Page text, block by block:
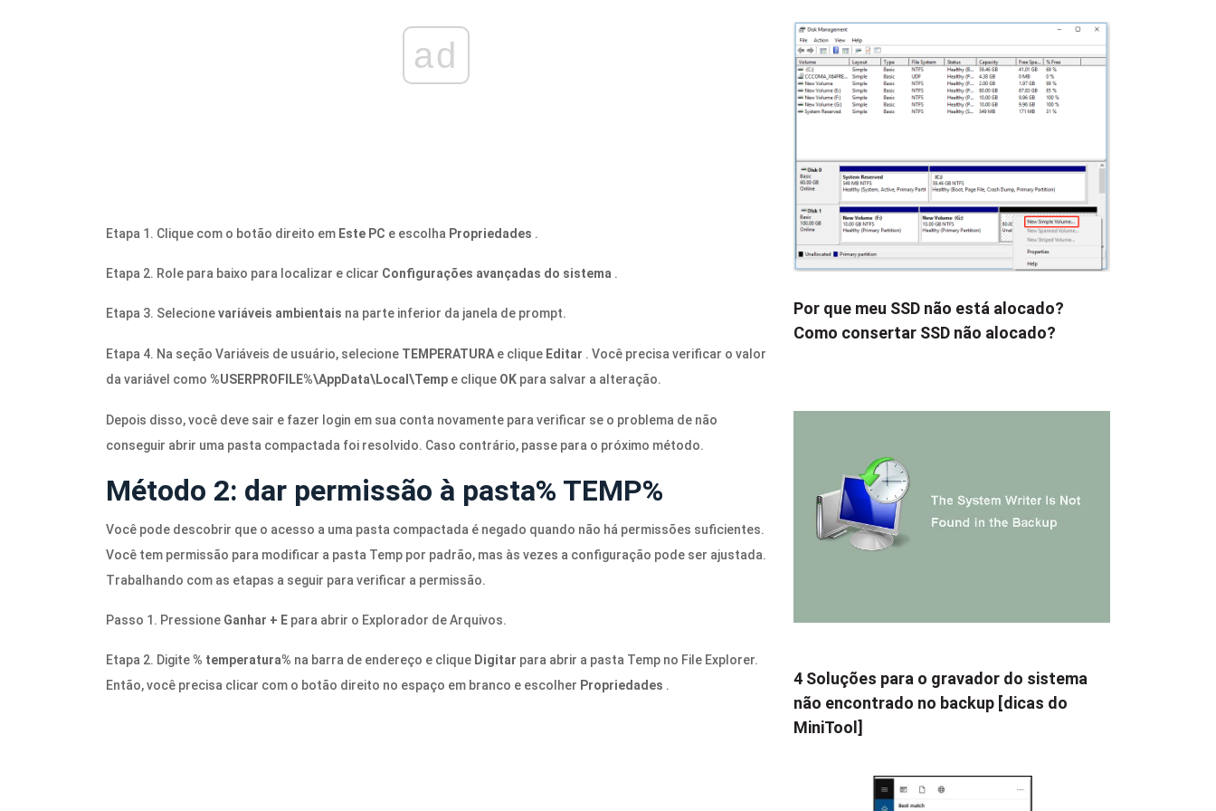
ad
Etapa 1. Clique com o botão direito em Este PC e escolha Propriedades .
Etapa 2. Role para baixo para localizar e clicar Configurações avançadas do sistema .
Etapa 3. Selecionevariáveis ​​ambientais na parte inferior da janela de prompt.
Etapa 4. Na seção Variáveis ​​de usuário, selecione TEMPERATURA e clique Editar . Você precisa verificar o valor
da variável como %USERPROFILE%\AppData\Local\Temp e clique OK para salvar a alteração.
Depois disso, você deve sair e fazer login em sua conta novamente para verificar se o problema de não
conseguir abrir uma pasta compactada foi resolvido. Caso contrário, passe para o próximo método.
Método 2: dar permissão à pasta% TEMP%
Você pode descobrir que o acesso a uma pasta compactada é negado quando não há permissões suficientes.
Você tem permissão para modificar a pasta Temp por padrão, mas às vezes a configuração pode ser ajustada.
Trabalhando com as etapas a seguir para verificar a permissão.
Passo 1. Pressione Ganhar + E para abrir o Explorador de Arquivos.
Etapa 2. Digite% temperatura% na barra de endereço e clique Digitar para abrir a pasta Temp no File Explorer.
Então, você precisa clicar com o botão direito no espaço em branco e escolher Propriedades .
Por que meu SSD não está alocado?
Como consertar SSD não alocado?
4 Soluções para o gravador do sistema
não encontrado no backup [dicas do
MiniTool]